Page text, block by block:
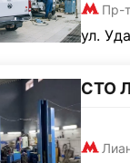
Пр-
ул.
СТО